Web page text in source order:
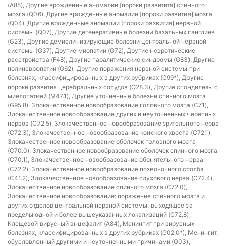
(A85), Другие врожденные аномалии [пороки развититя] спинного
мозга (Q06), Другие врожденные аномалии [пороки развития] мозга
(Q04), Другие врожденные аномалии [пороки развития] нервной
системы (Q07), Другие дегенеративные болезни базальных ганглиев
(G23), Другие демиелинизирующие болезни центральной нервной
системы (G37), Другие миопатии (G72), Другие невротические
расстройства (F48), Другие паралитические синдромы (G83), Другие
полиневропатии (G62), Другие поражения нервной системы при
болезнях, классифицированных в других рубриках (G99*), Другие
пороки развития церебральных сосудов (Q28.3), Другие спондилезы с
миелопатией (M47.1), Другие уточненные болезни спинного мозга
(G95.8), Злокачественное новообразование головного мозга (C71),
Злокачественное новообразование других и неуточненных черепных
нервов (C72.5), Злокачественное новообразование зрительного нерва
(C72.3), Злокачественное новообразование конского хвоста (C72.1),
Злокачественное новообразование оболочек головного мозга
(C70.0), Злокачественное новообразование оболочек спинного мозга
(C70.1), Злокачественное новообразование обонятельного нерва
(C72.2), Злокачественное новообразование позвоночного столба
(C41.2), Злокачественное новообразование слухового нерва (C72.4),
Злокачественное новообразование спинного мозга (C72.0),
Злокачественное новообразование: поражение спинного мозга и
других отделов центральной нервной системы, выходящее за
пределы одной и более вышеуказанных локализаций (C72.8),
Клещевой вирусный энцефалит (A84), Менингит при вирусных
болезнях, классифицированных в других рубриках (G02.0*), Менингит,
обусловленный другими и неуточненными причинами (G03),